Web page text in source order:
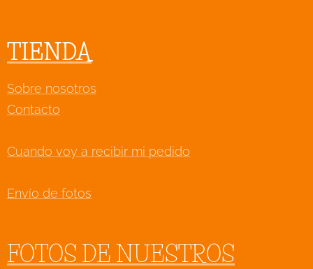
TIENDA
Sobre nosotros
Contacto
Cuando voy a recibir mi pedido
Envío de fotos
FOTOS DE NUESTROS